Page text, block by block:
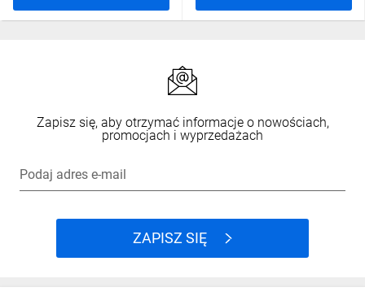
Zapisz się, aby otrzymać informacje o nowościach,
promocjach i wyprzedażach
Podaj adres e-mail
ZAPISZ SIĘ